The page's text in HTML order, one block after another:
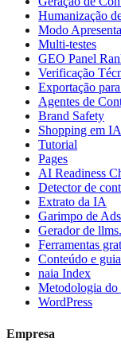
Humanização
Modo
Multi-testes
GEO Panel
Verificação
Exportação
Agentes de
Brand Safety
Shopping em IA
Tutorial
Pages
AI Readiness
Detector de
Extrato da IA
Garimpo de Ads
Gerador de
Ferramentas
Conteúdo e
naia Index
Metodologia do
WordPress
Empresa